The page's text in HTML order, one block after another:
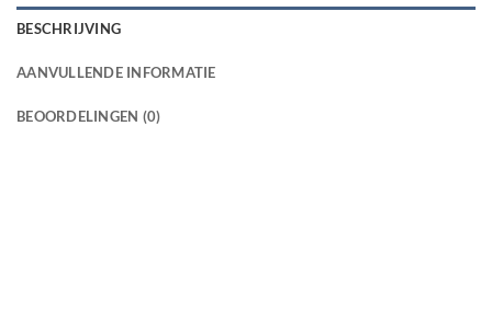
BESCHRIJVING
AANVULLENDE INFORMATIE
BEOORDELINGEN (0)